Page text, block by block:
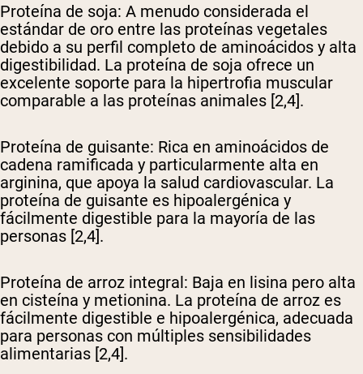
Proteína de soja: A menudo considerada el
estándar de oro entre las proteínas vegetales
debido a su perfil completo de aminoácidos y alta
digestibilidad. La proteína de soja ofrece un
excelente soporte para la hipertrofia muscular
comparable a las proteínas animales [2,4].
Proteína de guisante: Rica en aminoácidos de
cadena ramificada y particularmente alta en
arginina, que apoya la salud cardiovascular. La
proteína de guisante es hipoalergénica y
fácilmente digestible para la mayoría de las
personas [2,4].
Proteína de arroz integral: Baja en lisina pero alta
en cisteína y metionina. La proteína de arroz es
fácilmente digestible e hipoalergénica, adecuada
para personas con múltiples sensibilidades
alimentarias [2,4].